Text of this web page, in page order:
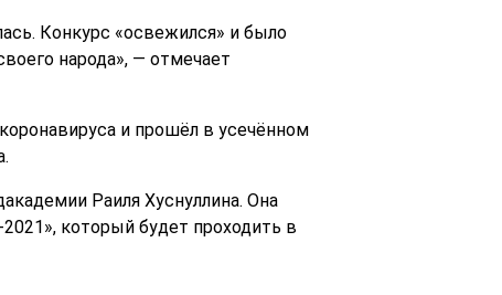
Конкурс «освежился» и было
народа», — отмечает
и прошёл в усечённом
Раиля Хуснуллина. Она
который будет проходить в